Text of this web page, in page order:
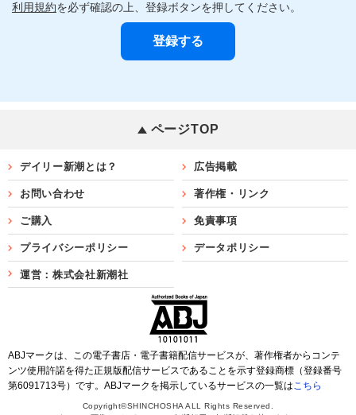
利用規約を必ず確認の上、登録ボタンを押してください。
ページTOP
デイリー新潮とは？ 広告掲載
お問い合わせ 著作権・リンク
ご購入 免責事項
プライバシーポリシー データポリシー
運営：株式会社新潮社
ABJマークは、この電子書店・電子書籍配信サービスが、著作権者からコンテ
ンツ使用許諾を得た正規版配信サービスであることを示す登録商標（登録番号
第6091713号）です。ABJマークを掲示しているサービスの一覧はこちら
Copyright©SHINCHOSHA ALL Rights Reserved.